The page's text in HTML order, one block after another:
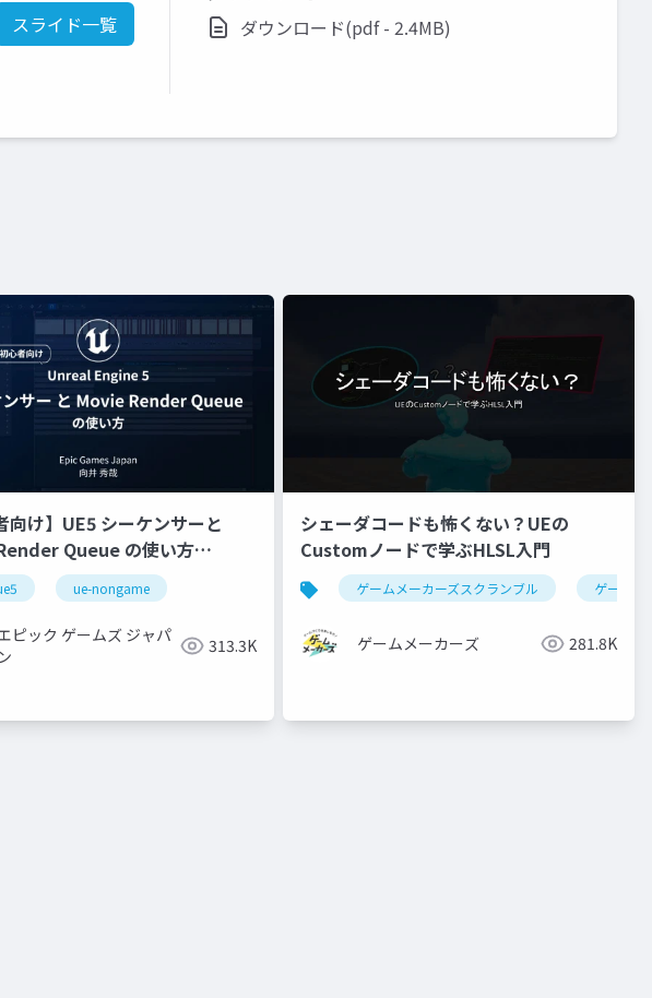
スライド一覧 ダウンロード(pdf - 2.4MB)
向け】UE5 シーケンサーと
Queue の使い方
Dive 2023】
ue-nongame
ピック ゲームズ ジャパ
ン
313.3K
シェーダコードも怖くない？UEの
Customノードで学ぶHLSL入門
ゲームメーカーズスクランブル ゲーム制
ゲームメーカーズ 281.8K